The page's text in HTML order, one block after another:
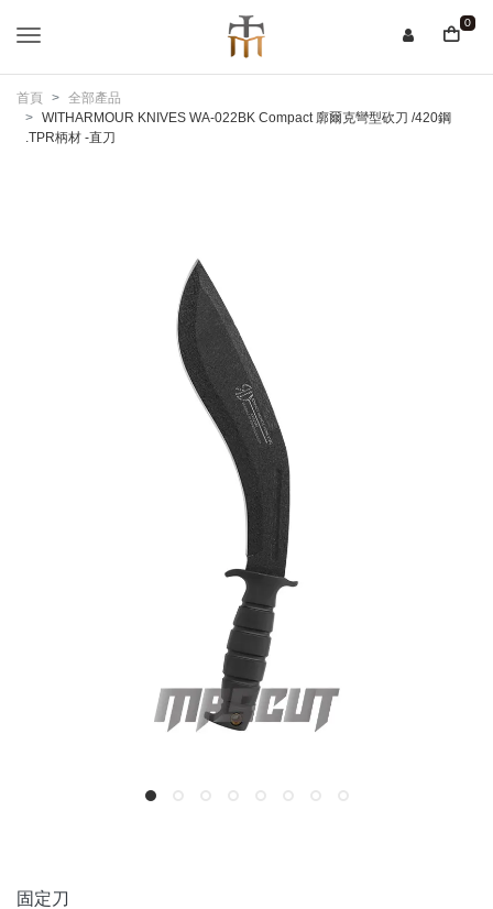
0
首頁
全部產品
WITHARMOUR KNIVES WA-022BK Compact 廓爾克彎型砍刀 /420鋼
.TPR柄材 -直刀
固定刀